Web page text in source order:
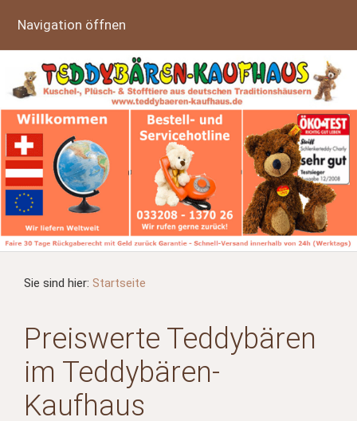
Navigation öffnen
Sie sind hier: Startseite
Preiswerte Teddybären
im Teddybären-
Kaufhaus